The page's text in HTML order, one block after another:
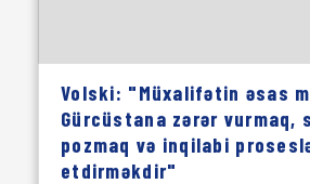
Volski: "Müxalifətin əsas
Gürcüstana zərər vurmaq,
pozmaq və inqilabi
etdirməkdir"